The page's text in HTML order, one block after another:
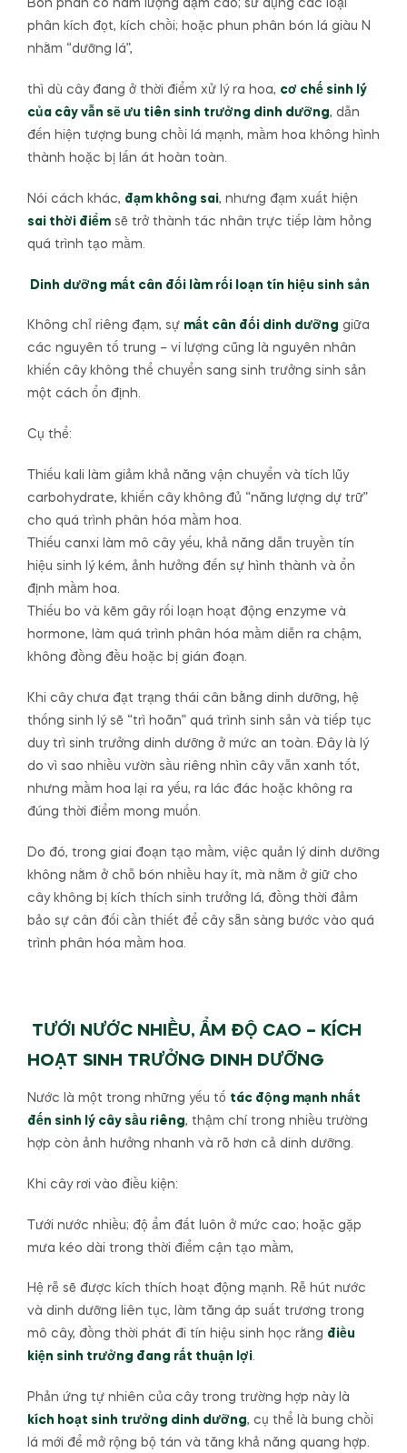
Bón phân có hàm lượng đạm cao; sử dụng các loại
phân kích đọt, kích chồi; hoặc phun phân bón lá giàu N
nhằm “dưỡng lá”,
thì dù cây đang ở thời điểm xử lý ra hoa, cơ chế sinh lý
của cây vẫn sẽ ưu tiên sinh trưởng dinh dưỡng, dẫn
đến hiện tượng bung chồi lá mạnh, mầm hoa không hình
thành hoặc bị lấn át hoàn toàn.
Nói cách khác, đạm không sai, nhưng đạm xuất hiện
sai thời điểm sẽ trở thành tác nhân trực tiếp làm hỏng
quá trình tạo mầm.
Dinh dưỡng mất cân đối làm rối loạn tín hiệu sinh sản
Không chỉ riêng đạm, sự mất cân đối dinh dưỡng giữa
các nguyên tố trung – vi lượng cũng là nguyên nhân
khiến cây không thể chuyển sang sinh trưởng sinh sản
một cách ổn định.
Cụ thể:
Thiếu kali làm giảm khả năng vận chuyển và tích lũy
carbohydrate, khiến cây không đủ “năng lượng dự trữ”
cho quá trình phân hóa mầm hoa.
Thiếu canxi làm mô cây yếu, khả năng dẫn truyền tín
hiệu sinh lý kém, ảnh hưởng đến sự hình thành và ổn
định mầm hoa.
Thiếu bo và kẽm gây rối loạn hoạt động enzyme và
hormone, làm quá trình phân hóa mầm diễn ra chậm,
không đồng đều hoặc bị gián đoạn.
Khi cây chưa đạt trạng thái cân bằng dinh dưỡng, hệ
thống sinh lý sẽ “trì hoãn” quá trình sinh sản và tiếp tục
duy trì sinh trưởng dinh dưỡng ở mức an toàn. Đây là lý
do vì sao nhiều vườn sầu riêng nhìn cây vẫn xanh tốt,
nhưng mầm hoa lại ra yếu, ra lác đác hoặc không ra
đúng thời điểm mong muốn.
Do đó, trong giai đoạn tạo mầm, việc quản lý dinh dưỡng
không nằm ở chỗ bón nhiều hay ít, mà nằm ở giữ cho
cây không bị kích thích sinh trưởng lá, đồng thời đảm
bảo sự cân đối cần thiết để cây sẵn sàng bước vào quá
trình phân hóa mầm hoa.
TƯỚI NƯỚC NHIỀU, ẨM ĐỘ CAO – KÍCH
HOẠT SINH TRƯỞNG DINH DƯỠNG
Nước là một trong những yếu tố tác động mạnh nhất
đến sinh lý cây sầu riêng, thậm chí trong nhiều trường
hợp còn ảnh hưởng nhanh và rõ hơn cả dinh dưỡng.
Khi cây rơi vào điều kiện:
Tưới nước nhiều; độ ẩm đất luôn ở mức cao; hoặc gặp
mưa kéo dài trong thời điểm cận tạo mầm,
Hệ rễ sẽ được kích thích hoạt động mạnh. Rễ hút nước
và dinh dưỡng liên tục, làm tăng áp suất trương trong
mô cây, đồng thời phát đi tín hiệu sinh học rằng điều
kiện sinh trưởng đang rất thuận lợi.
Phản ứng tự nhiên của cây trong trường hợp này là
kích hoạt sinh trưởng dinh dưỡng, cụ thể là bung chồi
lá mới để mở rộng bộ tán và tăng khả năng quang hợp.